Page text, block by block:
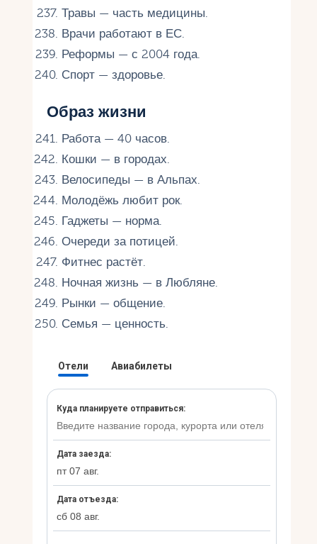
Травы — часть медицины.
Врачи работают в ЕС.
Реформы — с 2004 года.
Спорт — здоровье.
Образ жизни
Работа — 40 часов.
Кошки — в городах.
Велосипеды — в Альпах.
Молодёжь любит рок.
Гаджеты — норма.
Очереди за потицей.
Фитнес растёт.
Ночная жизнь — в Любляне.
Рынки — общение.
Семья — ценность.